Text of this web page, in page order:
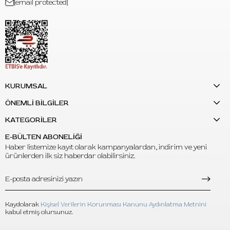
[email protected]
KURUMSAL
ÖNEMLİ BİLGİLER
KATEGORİLER
E-BÜLTEN ABONELİĞİ
Haber listemize kayıt olarak kampanyalardan, indirim ve yeni
ürünlerden ilk siz haberdar olabilirsiniz.
Kaydolarak Kişisel Verilerin Korunması Kanunu Aydınlatma Metnini
kabul etmiş olursunuz.